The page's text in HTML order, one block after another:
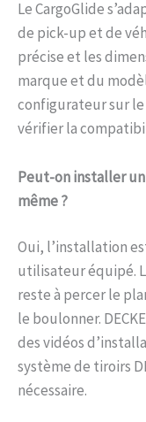
Le CargoGlide
de pick-up et de
précise et les
marque et du
configurateur sur le
vérifier la
Peut-on installer
même ?
Oui, l’installation
utilisateur équipé.
reste à percer le
le boulonner.
des vidéos
système de tiroirs
nécessaire.